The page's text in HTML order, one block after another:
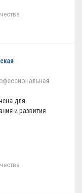
для
и развития